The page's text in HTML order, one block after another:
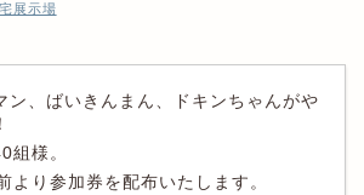
展示場
ン、ばいきんまん、ドキンちゃんがや
組様。
より参加券を配布いたします。